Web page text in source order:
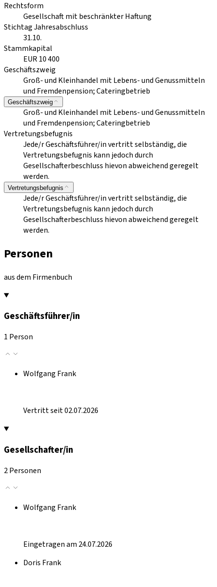
Rechtsform
Gesellschaft mit beschränkter Haftung
Stichtag Jahresabschluss
31.10.
Stammkapital
EUR 10 400
Geschäftszweig
Groß- und Kleinhandel mit Lebens- und Genussmitteln
und Fremdenpension; Cateringbetrieb
Geschäftszweig
Groß- und Kleinhandel mit Lebens- und Genussmitteln
und Fremdenpension; Cateringbetrieb
Vertretungsbefugnis
Jede/r Geschäftsführer/in vertritt selbständig, die
Vertretungsbefugnis kann jedoch durch
Gesellschafterbeschluss hievon abweichend geregelt
werden.
Vertretungsbefugnis
Jede/r Geschäftsführer/in vertritt selbständig, die
Vertretungsbefugnis kann jedoch durch
Gesellschafterbeschluss hievon abweichend geregelt
werden.
Personen
aus dem Firmenbuch
Geschäftsführer/in
1 Person
Wolfgang Frank
Vertritt seit 02.07.2026
Gesellschafter/in
2 Personen
Wolfgang Frank
Eingetragen am 24.07.2026
Doris Frank